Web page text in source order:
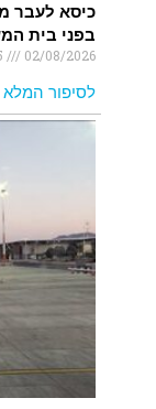
כיסא לעבר
בפני בית
02/08/2026
לסיפור המלא